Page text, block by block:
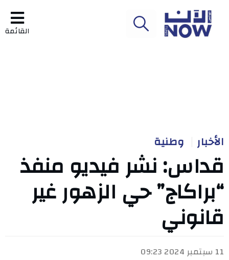
القائمة
الأخبار وطنية
قداس: نشر فيديو منفذ
“براكاج” حي الزهور غير
قانوني
11 سبتمبر 2024 09:23